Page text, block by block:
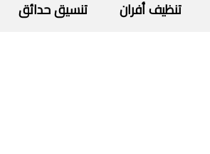
تنظيف أفران تنسيق حدائق